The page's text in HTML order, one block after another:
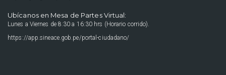
Ubícanos en Mesa de Partes Virtual:
Lunes a Viernes de 8:30 a 16:30 hrs (Horario corrido).
https://app.sineace.gob.pe/portal-ciudadano/